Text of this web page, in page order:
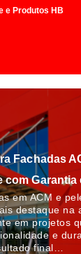
e Produtos HB
Fachadas
com Garantia
em ACM e
destaque na
em projetos
e
final…